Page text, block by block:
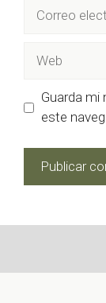
Guarda mi
este